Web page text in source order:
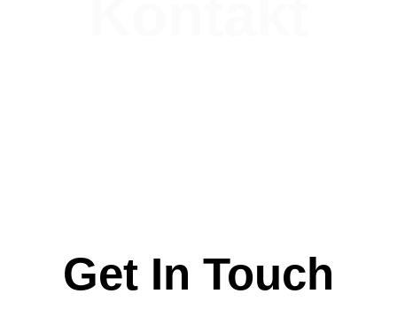
Get In Touch